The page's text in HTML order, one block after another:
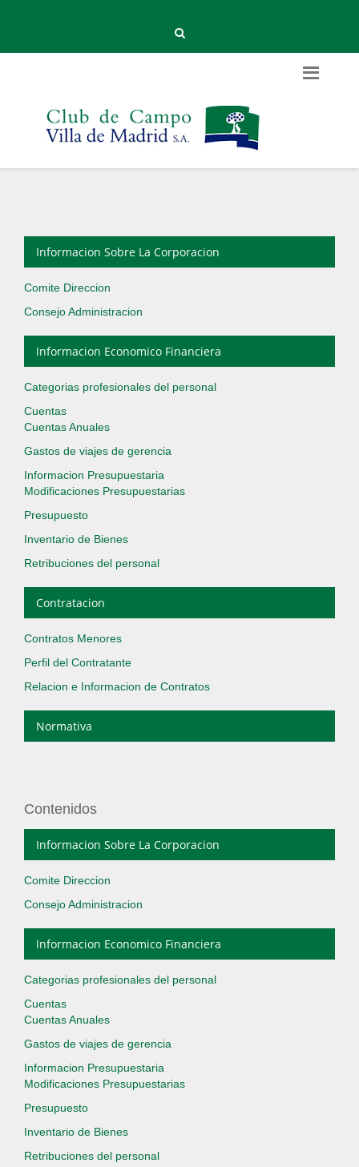
Informacion Sobre La Corporacion
Comite Direccion
Consejo Administracion
Informacion Economico Financiera
Categorias profesionales del personal
Cuentas
Cuentas Anuales
Gastos de viajes de gerencia
Informacion Presupuestaria
Modificaciones Presupuestarias
Presupuesto
Inventario de Bienes
Retribuciones del personal
Contratacion
Contratos Menores
Perfil del Contratante
Relacion e Informacion de Contratos
Normativa
Contenidos
Informacion Sobre La Corporacion
Comite Direccion
Consejo Administracion
Informacion Economico Financiera
Categorias profesionales del personal
Cuentas
Cuentas Anuales
Gastos de viajes de gerencia
Informacion Presupuestaria
Modificaciones Presupuestarias
Presupuesto
Inventario de Bienes
Retribuciones del personal